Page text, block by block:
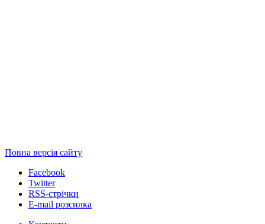
Повна версія сайту
Facebook
Twitter
RSS-стрічки
E-mail розсилка